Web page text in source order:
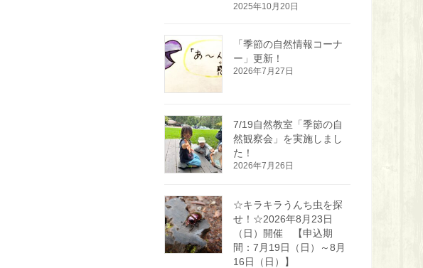
2025年10月20日
「季節の自然情報コーナ
ー」更新！
2026年7月27日
7/19自然教室「季節の自
然観察会」を実施しまし
た！
2026年7月26日
☆キラキラうんち虫を探
せ！☆2026年8月23日
（日）開催 【申込期
間：7月19日（日）～8月
16日（日）】